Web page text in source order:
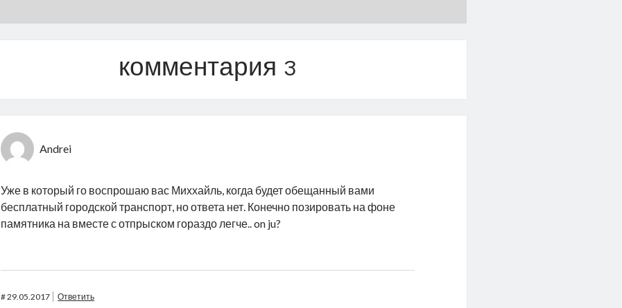
комментария 3
Andrei
Уже в который го воспрошаю вас Миххайль, когда будет обещанный вами
бесплатный городской транспорт, но ответа нет. Конечно позировать на фоне
памятника на вместе с отпрыском гораздо легче.. on ju?
#29.05.2017 Ответить